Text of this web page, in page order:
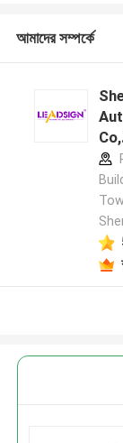
আমাদের সম্পর্কে